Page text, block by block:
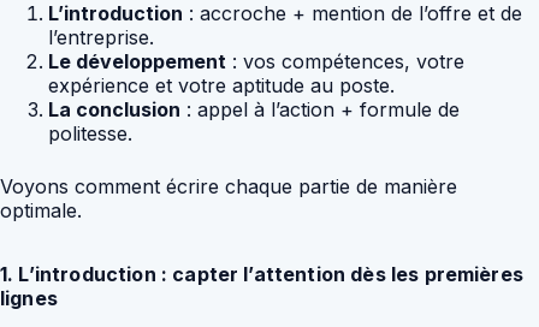
L’introduction : accroche + mention de l’offre et de
l’entreprise.
Le développement : vos compétences, votre
expérience et votre aptitude au poste.
La conclusion : appel à l’action + formule de
politesse.
Voyons comment écrire chaque partie de manière
optimale.
1. L’introduction : capter l’attention dès les premières
lignes